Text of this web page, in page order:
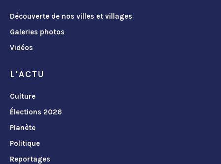
Découverte de nos villes et villages
Galeries photos
Vidéos
L'ACTU
Culture
Élections 2026
Planète
Politique
Reportages